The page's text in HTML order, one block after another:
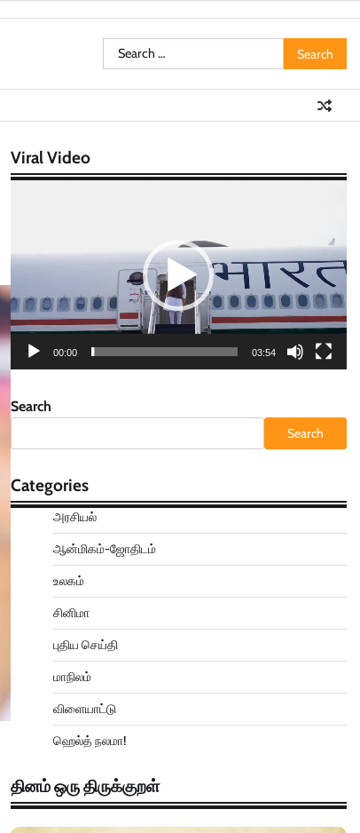
Search
for:
Viral Video
00:00 03:54
Search
Search
Categories
அரசியல்
ஆன்மிகம்-ஜோதிடம்
உலகம்
சினிமா
புதிய செய்தி
மாநிலம்
விளையாட்டு
ஹெல்த் நலமா!
தினம் ஒரு திருக்குறள்